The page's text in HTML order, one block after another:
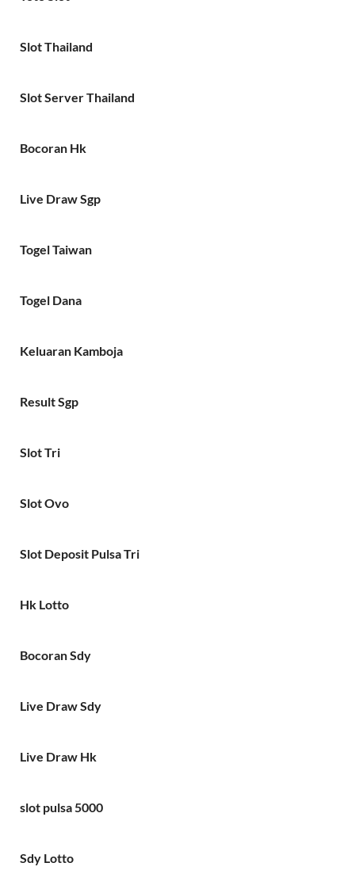
Slot Thailand
Slot Server Thailand
Bocoran Hk
Live Draw Sgp
Togel Taiwan
Togel Dana
Keluaran Kamboja
Result Sgp
Slot Tri
Slot Ovo
Slot Deposit Pulsa Tri
Hk Lotto
Bocoran Sdy
Live Draw Sdy
Live Draw Hk
slot pulsa 5000
Sdy Lotto